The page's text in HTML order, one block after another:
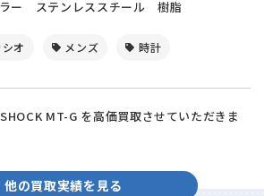
ー ステンレススチール 樹脂
オ メンズ 時計
MT-G を高価買取させていただきま
他の買取実績を見る